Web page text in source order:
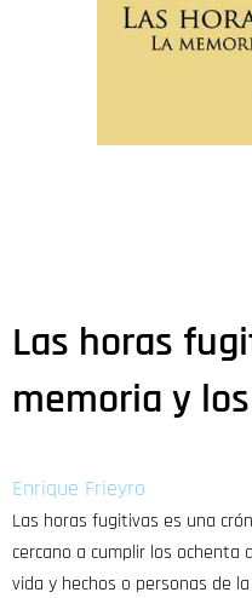
Las horas
memoria y
Enrique Frieyro
Las horas fugitivas es una
cercano a cumplir los ochenta
vida y hechos o personas de